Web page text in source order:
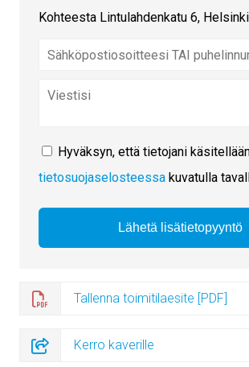
Kohteesta Lintulahdenkatu 6, Helsinki
Hyväksyn, että tietojani
tietosuojaselosteessa kuvatulla
Tallenna toimitilaesite [PDF]
Kerro kaverille